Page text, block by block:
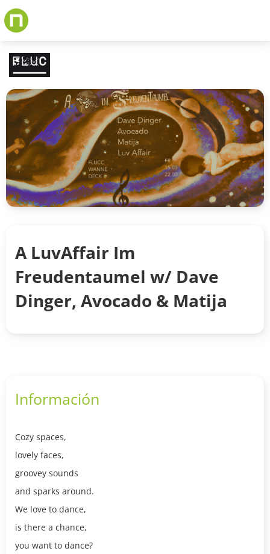
Skip
to
content
A LuvAffair Im
Freudentaumel w/ Dave
Dinger, Avocado & Matija
Información
Cozy spaces,
lovely faces,
groovey sounds
and sparks around.
We love to dance,
is there a chance,
you want to dance?